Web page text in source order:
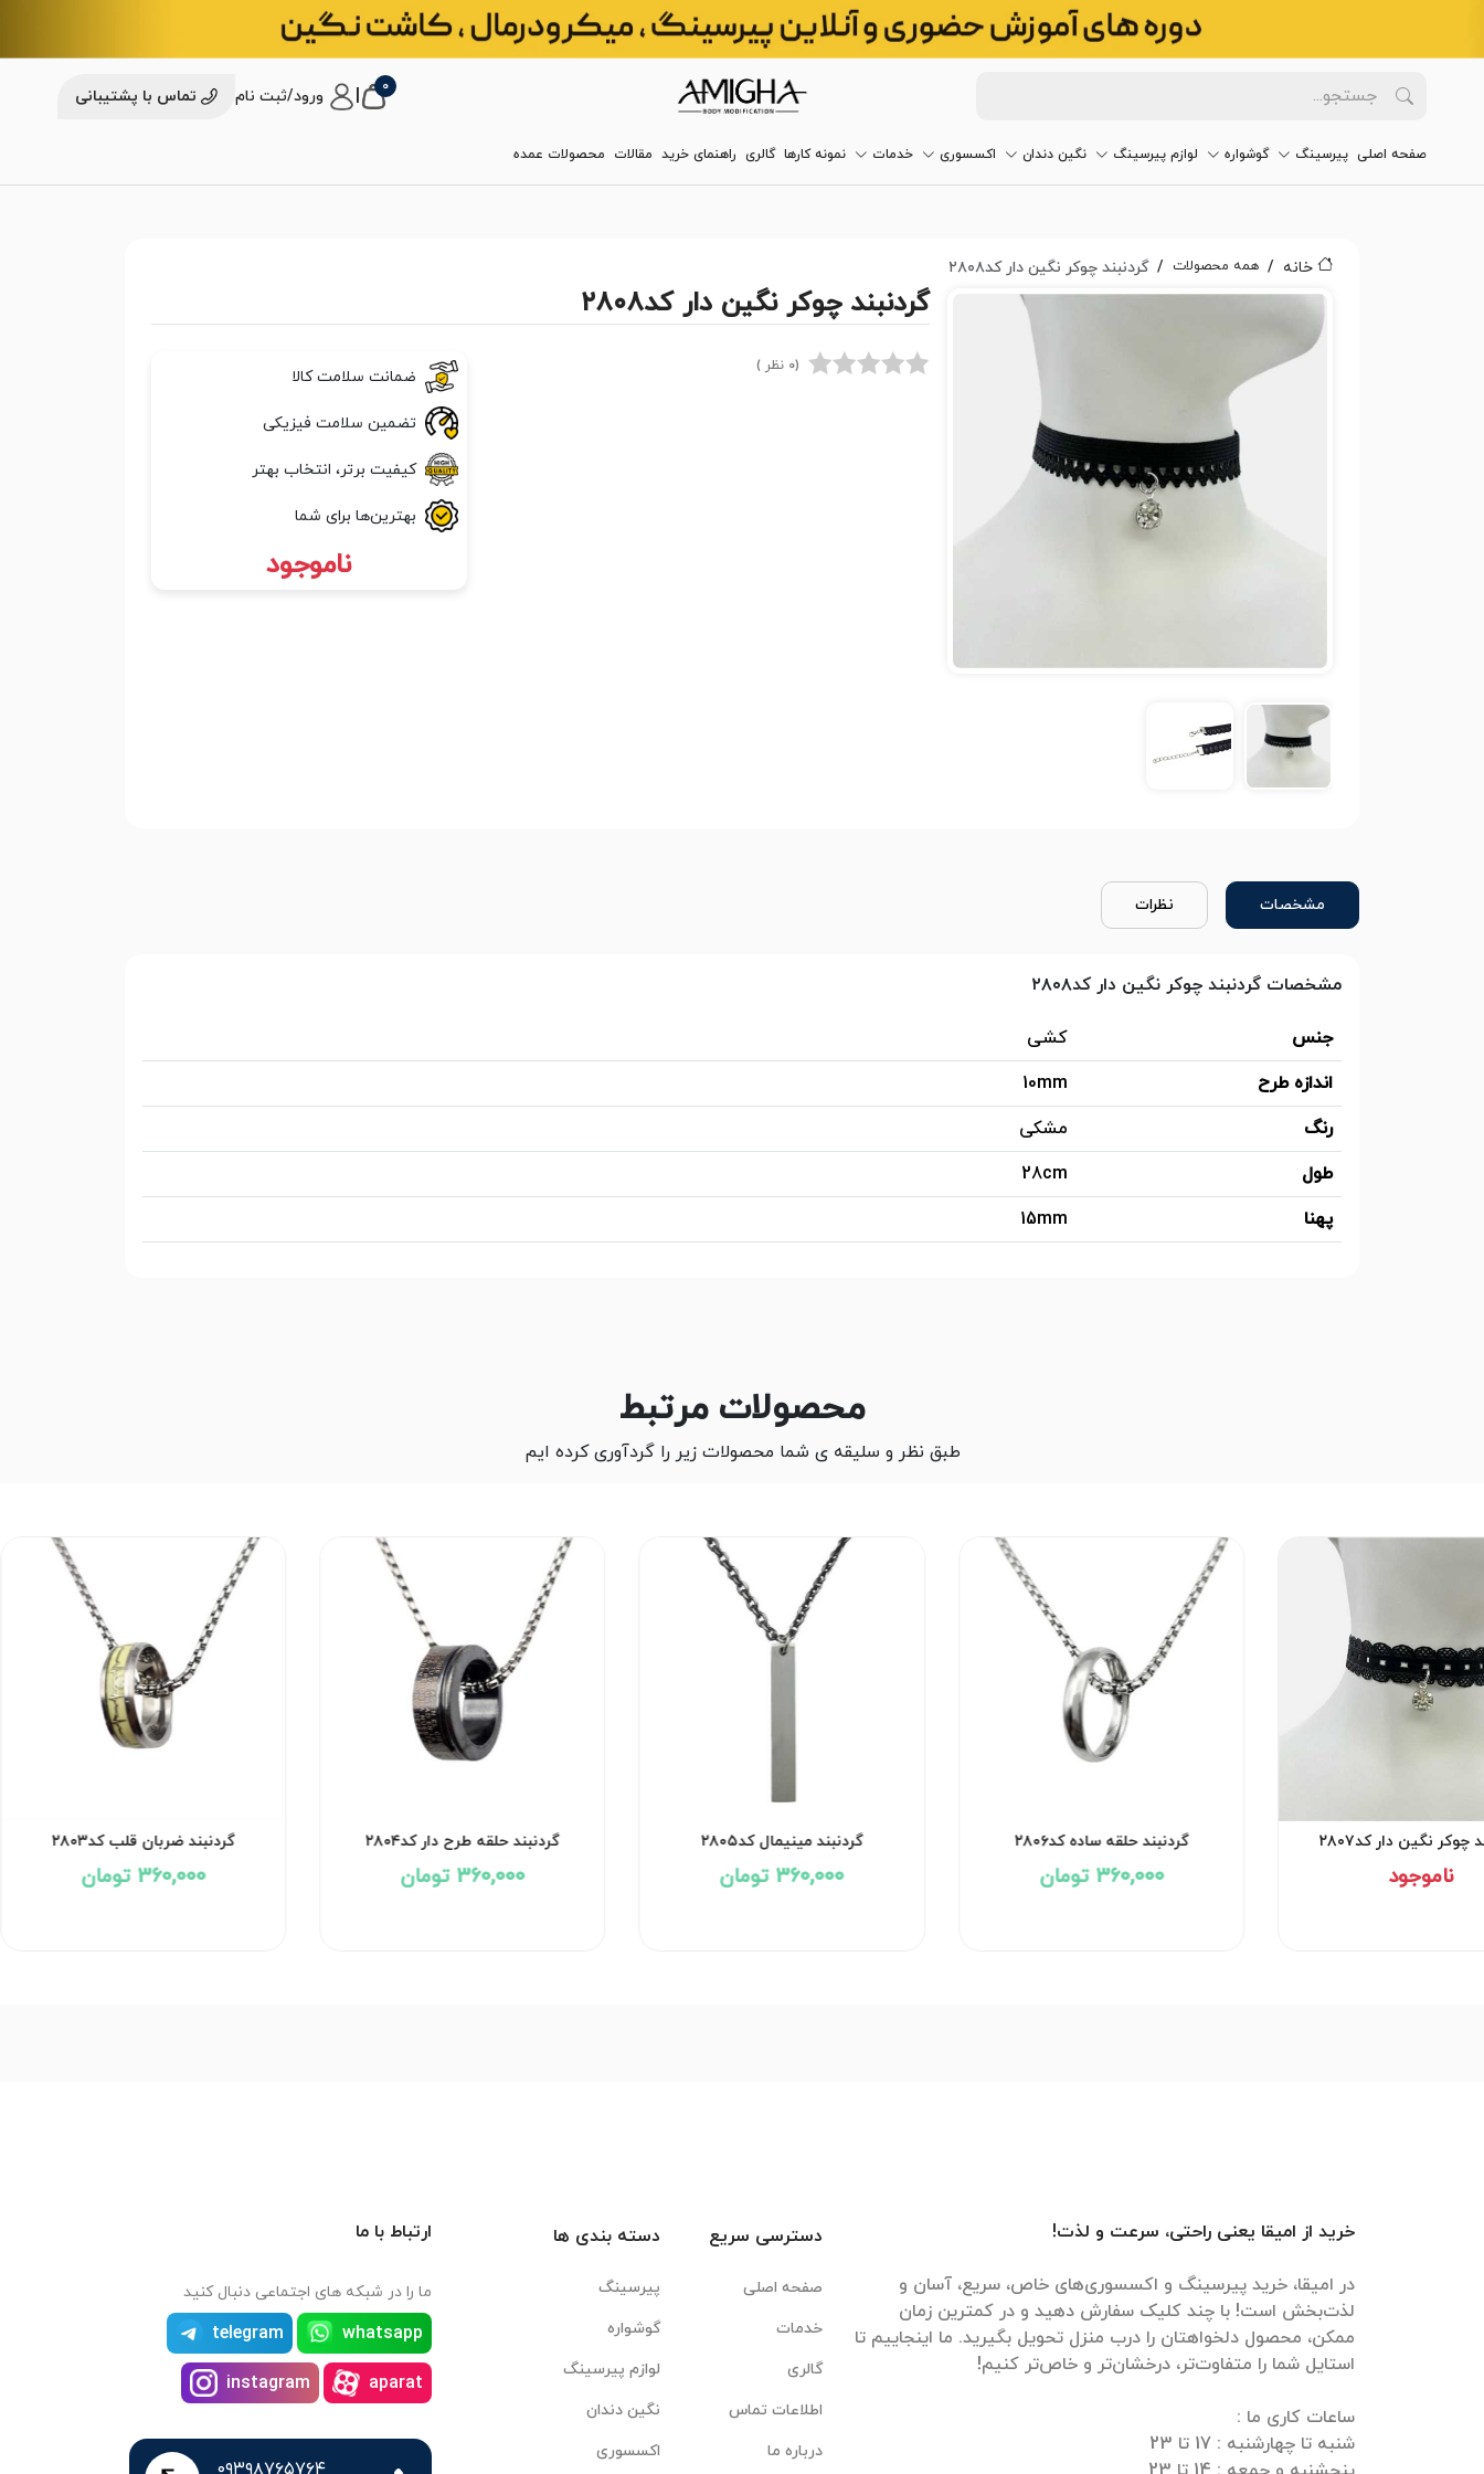
0 ورود/ثبت نام تماس با پشتیبانی
صفحه اصلی پیرسینگ گوشواره لوازم پیرسینگ نگین دندان اکسسوری خدمات نمونه کارها گالری راهنمای خرید مقالات محصولات عمده
خانه همه محصولات گردنبند چوکر نگین دار کد۲۸۰۸
گردنبند چوکر نگین دار کد۲۸۰۸
(0 نظر )
ضمانت سلامت کالا
تضمین سلامت فیزیکی
کیفیت برتر، انتخاب بهتر
بهترین‌ها برای شما
ناموجود
مشخصات نظرات
مشخصات گردنبند چوکر نگین دار کد۲۸۰۸
جنس
کشی
اندازه طرح
10mm
رنگ
مشکی
طول
28cm
پهنا
15mm
محصولات مرتبط
طبق نظر و سلیقه ی شما محصولات زیر را گردآوری کرده ایم
چوکر نگین دار کد۲۸۰۷
ناموجود
گردنبند حلقه ساده کد۲۸۰۶
360,000 تومان
گردنبند مینیمال کد۲۸۰۵
360,000 تومان
گردنبند حلقه طرح دار کد۲۸۰۴
360,000 تومان
گردنبند ضربان قلب کد۲۸۰۳
360,000 تومان
خرید از امیقا یعنی راحتی، سرعت و لذت!
در امیقا، خرید پیرسینگ و اکسسوری‌های خاص، سریع، آسان و
لذت‌بخش است! با چند کلیک سفارش دهید و در کمترین زمان
ممکن، محصول دلخواهتان را درب منزل تحویل بگیرید. ما اینجاییم تا
دسترسی سریع
صفحه اصلی
خدمات
گالری
اطلاعات تماس
درباره ما
دسته بندی ها
پیرسینگ
گوشواره
لوازم پیرسینگ
نگین دندان
اکسسوری
ارتباط با ما
ما را در شبکه های اجتماعی دنبال کنید
whatsapp
telegram
aparat
instagram